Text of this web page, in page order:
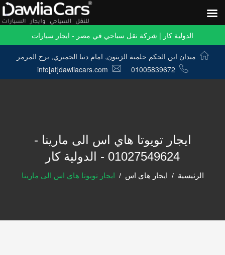
الدولية كار | شركة نقل سياحي في مصر - ايجار سيارات
ميدان ابن الحكم حلمية الزيتون, امام دنيا الجمبري, برج المرمر
01005839672
info[at]dawliacars.com
ايجار تويوتا هاي اس الى مارينا -
01027549624 - الدولية كار
الرئيسية ايجار هاي اس ايجار تويوتا هاي اس الى مارينا